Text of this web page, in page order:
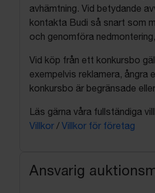
avhämtning. Vid betydande
kontakta Budi så snart som
och genomföra
Vid köp från ett konkursbo
exempelvis reklamera, ångra
konkursbo är begränsade
Läs gärna våra fullständiga
Villkor / Villkor för företag
Ansvarig